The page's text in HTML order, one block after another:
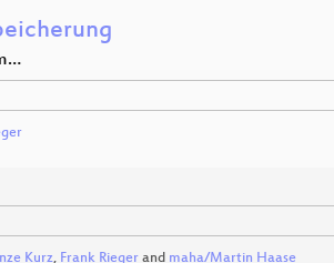
Kurz, Frank Rieger and maha/Martin Haase